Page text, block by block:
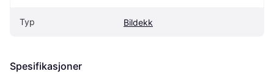
Typ Bildekk
Spesifikasjoner